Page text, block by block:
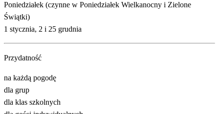
Poniedziałek (czynne w Poniedziałek Wielkanocny i Zielone
Świątki)
1 stycznia, 2 i 25 grudnia
Przydatność
na każdą pogodę
dla grup
dla klas szkolnych